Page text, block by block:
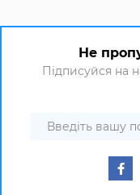
Не
Підписуйся на